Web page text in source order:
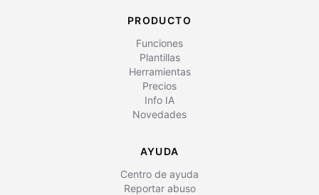
PRODUCTO
Funciones
Plantillas
Herramientas
Precios
Info IA
Novedades
AYUDA
Centro de ayuda
Reportar abuso